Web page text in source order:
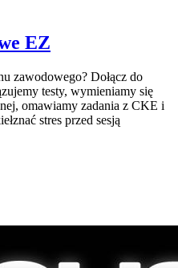
EZ
zawodowego? Dołącz do
testy, wymieniamy się
omawiamy zadania z CKE i
stres przed sesją